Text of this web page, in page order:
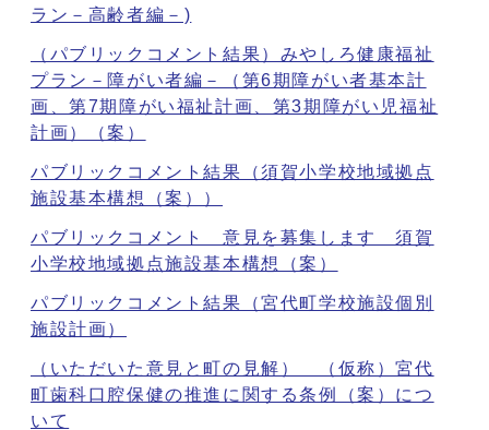
ラン－高齢者編－)
（パブリックコメント結果）みやしろ健康福祉
プラン－障がい者編－（第6期障がい者基本計
画、第7期障がい福祉計画、第3期障がい児福祉
計画）（案）
パブリックコメント結果（須賀小学校地域拠点
施設基本構想（案））
パブリックコメント 意見を募集します 須賀
小学校地域拠点施設基本構想（案）
パブリックコメント結果（宮代町学校施設個別
施設計画）
（いただいた意見と町の見解） （仮称）宮代
町歯科口腔保健の推進に関する条例（案）につ
いて